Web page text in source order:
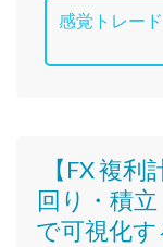
感覚トレー
【FX 複
回り・積
で可視化